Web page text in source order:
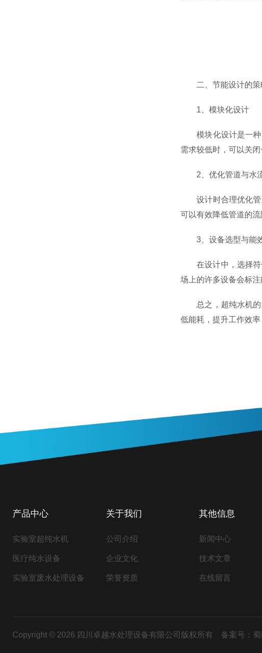
二、节能设计的策
1、模块化设计
模块化设计是一种
需求较低时，可以关
2、优化管道与水
设计时合理优化管
可以有效降低管道的流
3、设备选型与能
在设计中，选择符
场上的许多设备会标
总之，超纯水机的
低能耗，提升工作效
产品中心
实验室超纯水机
医疗纯水设备
实验室废水处理设备
关于我们
公司介绍
企业文化
荣誉资质
其他信息
新闻中心
技术文章
在线留言
Copyright © 2026 四川卓越水处理设备有限公司版权所有 备案号：